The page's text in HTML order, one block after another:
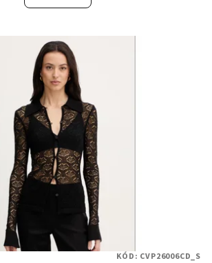
KÓD: CVP26006CD_S